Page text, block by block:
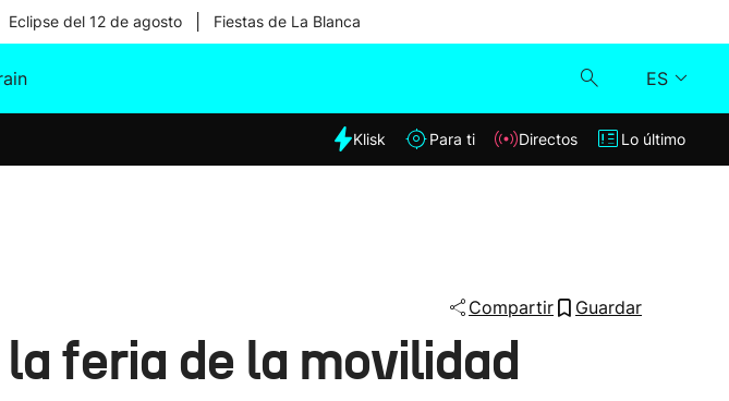
Eclipse del 12 de agosto Fiestas de La Blanca
ES
Klisk
Klisk Para ti Directos Lo último
Compartir Guardar
feria de la movilidad